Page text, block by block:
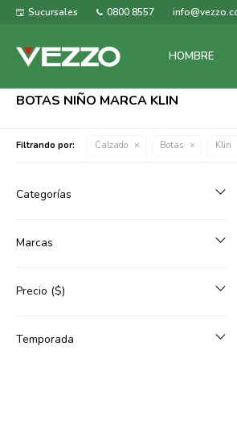
HOMBRE
Sucursales 0800 8557
BOTAS NIÑO MARCA KLIN
Filtrando por: Calzado Botas Klin
Categorías
Marcas
Precio ($)
Temporada